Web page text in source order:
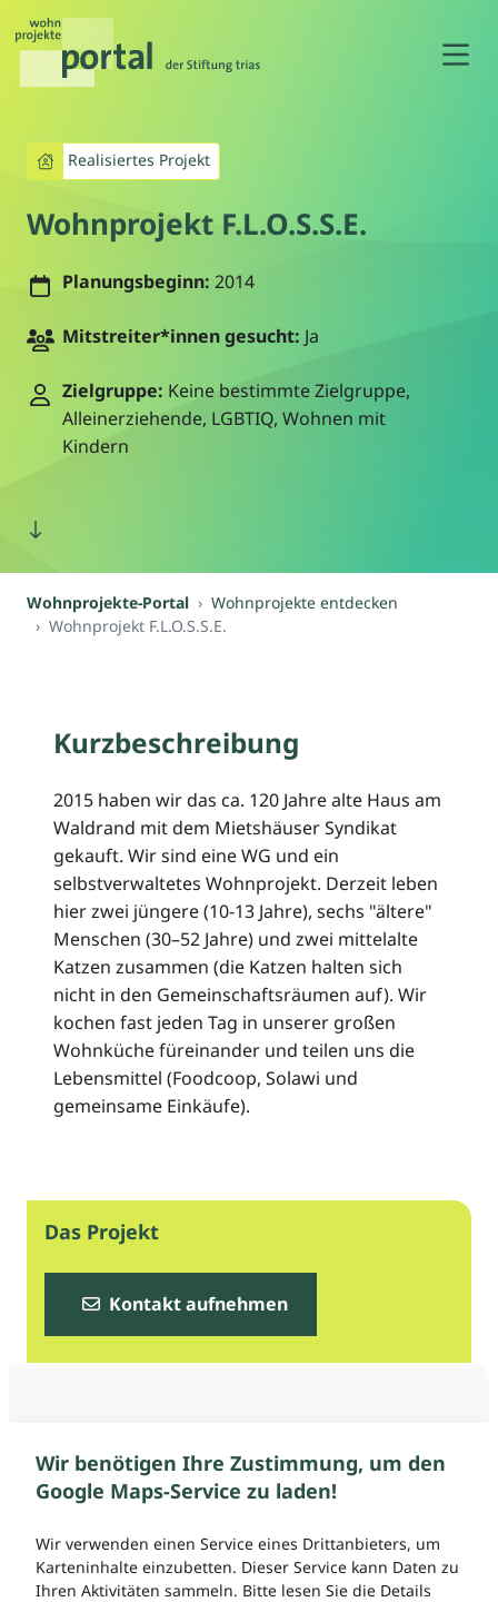
Realisiertes Projekt
Wohnprojekt F.L.O.S.S.E.
Planungsbeginn: 2014
Mitstreiter*innen gesucht: Ja
Zielgruppe: Keine bestimmte Zielgruppe,
Alleinerziehende, LGBTIQ, Wohnen mit
Kindern
Wohnprojekte-Portal
Wohnprojekte entdecken
Wohnprojekt F.L.O.S.S.E.
Kurzbeschreibung
2015 haben wir das ca. 120 Jahre alte Haus am
Waldrand mit dem Mietshäuser Syndikat
gekauft. Wir sind eine WG und ein
selbstverwaltetes Wohnprojekt. Derzeit leben
hier zwei jüngere (10-13 Jahre), sechs "ältere"
Menschen (30–52 Jahre) und zwei mittelalte
Katzen zusammen (die Katzen halten sich
nicht in den Gemeinschaftsräumen auf). Wir
kochen fast jeden Tag in unserer großen
Wohnküche für­einander und teilen uns die
Lebensmittel (Foodcoop, Solawi und
gemeinsame Einkäufe).
Das Projekt
Kontakt aufnehmen
Wir benötigen Ihre Zustimmung, um den
Google Maps-Service zu laden!
Wir verwenden einen Service eines Drittanbieters, um
Karteninhalte einzubetten. Dieser Service kann Daten zu
Ihren Aktivitäten sammeln. Bitte lesen Sie die Details